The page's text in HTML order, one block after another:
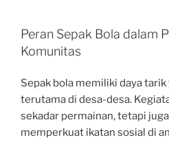
Peran Sepak Bola dalam
Komunitas
Sepak bola memiliki daya
terutama di desa-desa.
sekadar permainan, tetapi
memperkuat ikatan sosial di